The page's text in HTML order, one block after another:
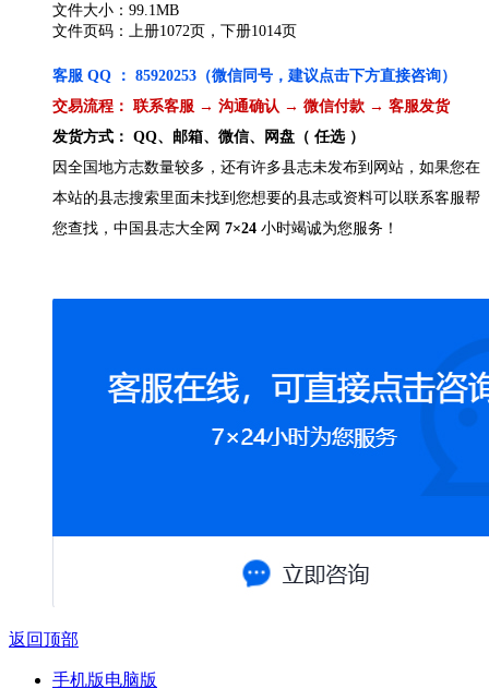
文件大小：99.1MB
文件页码：上册1072页，下册1014页
客服 QQ ： 85920253（微信同号，建议点击下方直接咨询）
交易流程： 联系客服 → 沟通确认 → 微信付款 → 客服发货
发货方式： QQ、邮箱、微信、网盘（ 任选 ）
因全国地方志数量较多，还有许多县志未发布到网站，如果您在
本站的县志搜索里面未找到您想要的县志或资料可以联系客服帮
您查找，中国县志大全网 7×24 小时竭诚为您服务！
返回顶部
手机版电脑版